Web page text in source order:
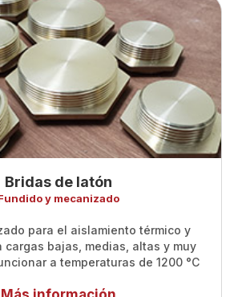
Bridas de latón
y mecanizado
para el aislamiento térmico y
cargas bajas, medias, altas y muy
a temperaturas de 1200 °C